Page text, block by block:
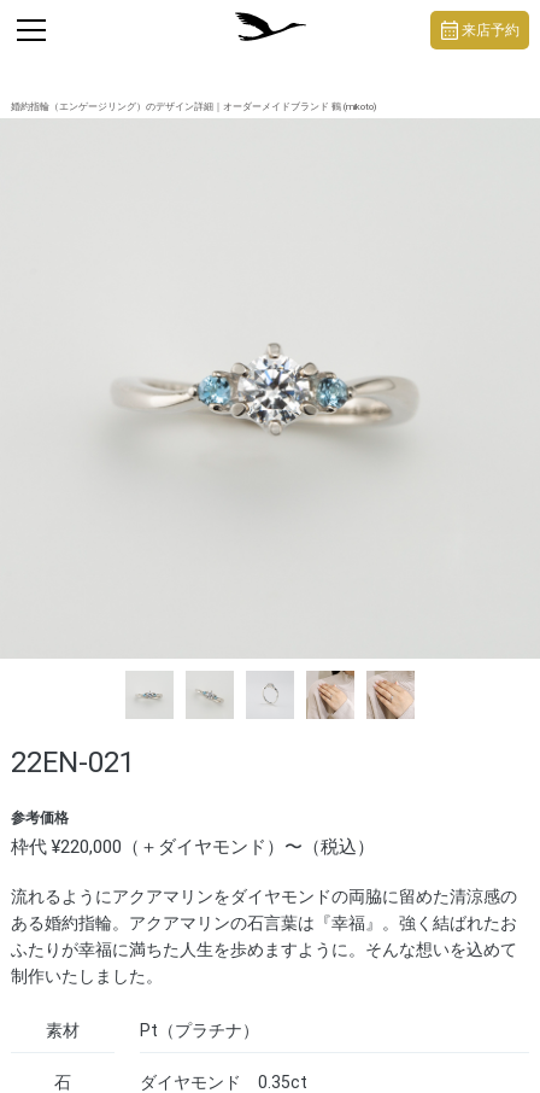
婚約指輪（エンゲージリング）のデザイン詳細｜オーダーメイドブランド 鶴 (mikoto)
toggle
navigation
来店予約
22EN-021
参考価格
枠代 ¥220,000（＋ダイヤモンド）〜（税込）
流れるようにアクアマリンをダイヤモンドの両脇に留めた清涼感の
ある婚約指輪。アクアマリンの石言葉は『幸福』。強く結ばれたお
ふたりが幸福に満ちた人生を歩めますように。そんな想いを込めて
制作いたしました。
素材 Pt（プラチナ）
石 ダイヤモンド 0.35ct